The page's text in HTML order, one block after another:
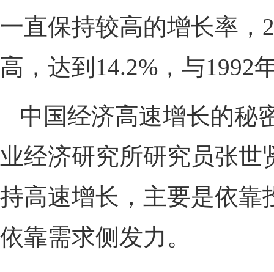
一直保持较高的增长率，
高，达到14.2%，与1992
中国经济高速增长的秘
业经济研究所研究员张
持高速增长，主要是依靠
依靠需求侧发力。